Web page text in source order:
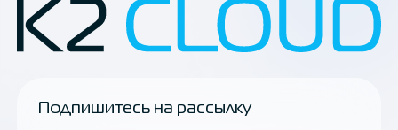
Подпишитесь на рассылку